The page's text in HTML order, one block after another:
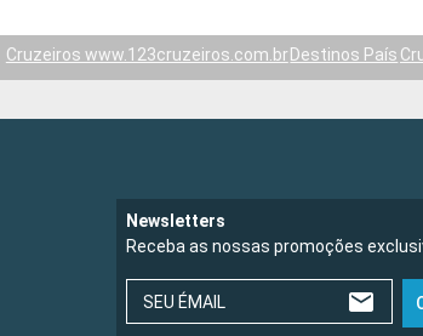
Cruzeiros www.123cruzeiros.com.br Destinos País
Newsletters
Receba as nossas promoções
SEU ÉMAIL